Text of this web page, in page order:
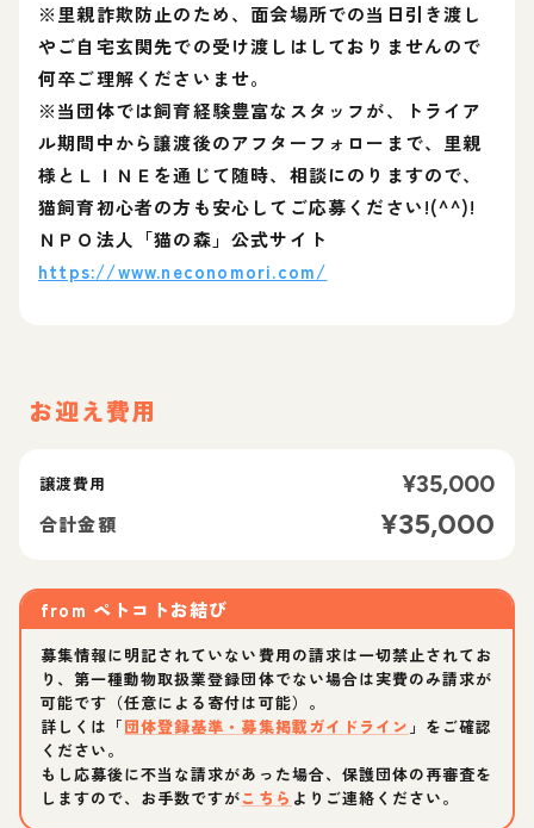
※里親詐欺防止のため、面会場所での当日引き渡し
やご自宅玄関先での受け渡しはしておりませんので
何卒ご理解くださいませ。
※当団体では飼育経験豊富なスタッフが、トライア
ル期間中から譲渡後のアフターフォローまで、里親
様とＬＩＮＥを通じて随時、相談にのりますので、
猫飼育初心者の方も安心してご応募ください!(^^)!
ＮＰＯ法人「猫の森」公式サイト
https://www.neconomori.com/
お迎え費用
譲渡費用 ¥35,000
合計金額 ¥35,000
from ペトコトお結び
募集情報に明記されていない費用の請求は一切禁止されてお
り、第一種動物取扱業登録団体でない場合は実費のみ請求が
可能です（任意による寄付は可能）。
詳しくは「団体登録基準・募集掲載ガイドライン 」をご確認
ください。
もし応募後に不当な請求があった場合、保護団体の再審査を
しますので、お手数ですがこちら よりご連絡ください。